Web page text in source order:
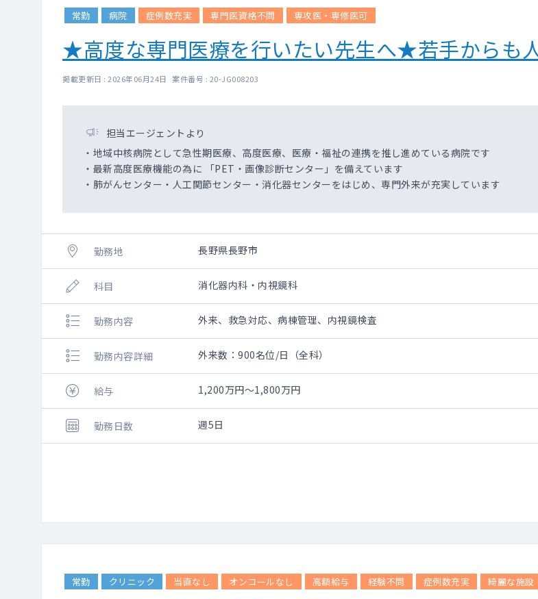
常勤 病院 症例数充実 専門医資格不問 専攻医・専修医可
★高度な専門医療を行いたい先生へ★若手からも
掲載更新日 : 2026年06月24日 案件番号 : 20-JG008203
担当エージェントより
・地域中核病院として急性期医療、高度医療、医療・福祉の連携を推し進めている病院です
・最新高度医療機能の為に 「PET・画像診断センター」を備えています
・肺がんセンター・人工関節センター・消化器センターをはじめ、専門外来が充実しています
勤務地 長野県長野市
科目 消化器内科・内視鏡科
勤務内容 外来、救急対応、病棟管理、内視鏡検査
勤務内容詳細 外来数：900名位/日（全科）
給与 1,200万円～1,800万円
勤務日数 週5日
常勤 クリニック 当直なし オンコールなし 高額給与 経験不問 症例数充実 綺麗な施設